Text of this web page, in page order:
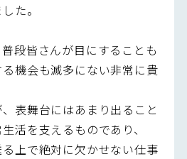
た。
段皆さんが目にすることも
機会も滅多にない非常に貴
表舞台にはあまり出ること
活を支えるものであり、
上で絶対に欠かせない仕事